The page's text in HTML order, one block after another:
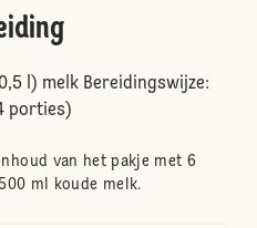
l) melk Bereidingswijze:
porties)
van het pakje met 6
ml koude melk.